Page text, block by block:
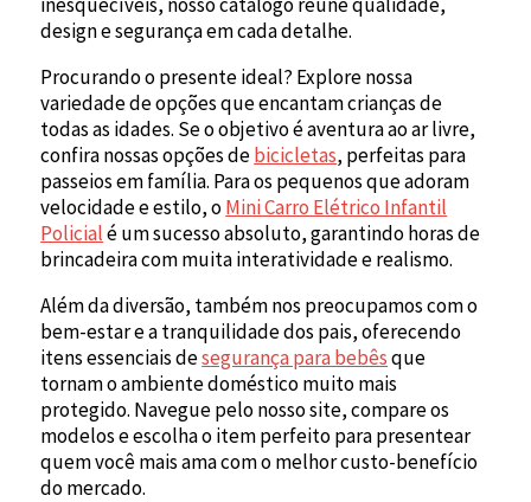
design e segurança em cada detalhe.
Procurando o presente ideal? Explore nossa
variedade de opções que encantam crianças de
todas as idades. Se o objetivo é aventura ao ar livre,
confira nossas opções debicicletas, perfeitas para
passeios em família. Para os pequenos que adoram
velocidade e estilo, oMini Carro Elétrico Infantil
Policialé um sucesso absoluto, garantindo horas de
brincadeira com muita interatividade e realismo.
Além da diversão, também nos preocupamos com o
bem-estar e a tranquilidade dos pais, oferecendo
itens essenciais desegurança para bebêsque
tornam o ambiente doméstico muito mais
protegido. Navegue pelo nosso site, compare os
modelos e escolha o item perfeito para presentear
quem você mais ama com o melhor custo-benefício
do mercado.